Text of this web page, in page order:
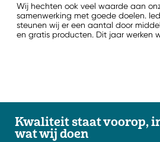
Kwaliteit staat voorop,
wat wij doen
Wij hechten ook veel waarde aan
samenwerking met goede doelen.
steunen wij er een aantal door
en gratis producten. Dit jaar werken